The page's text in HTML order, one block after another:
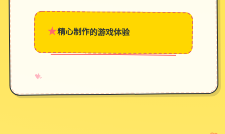
★精心制作的游戏体验
♥
✧
→